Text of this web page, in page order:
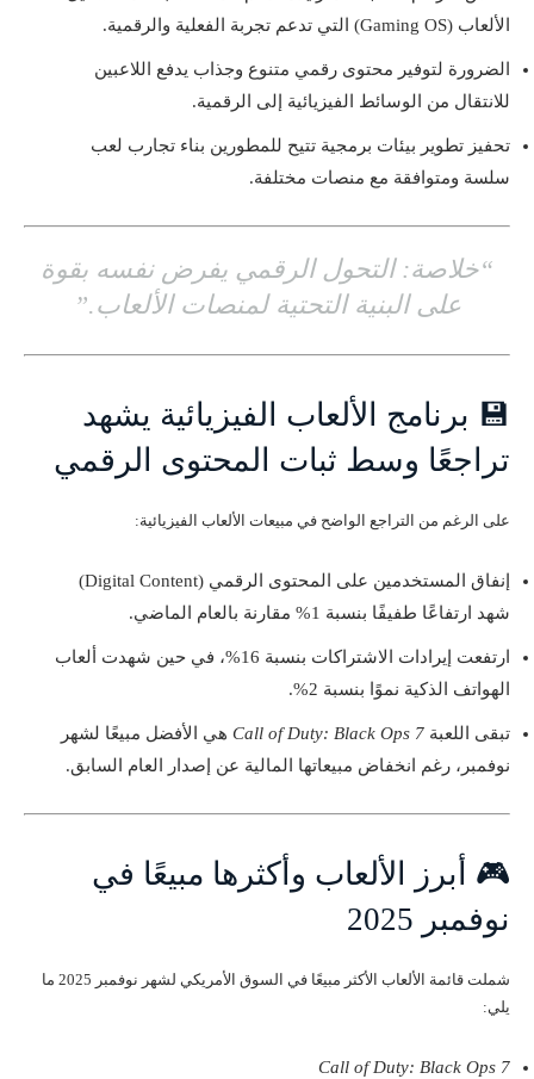
الألعاب (Gaming OS) التي تدعم تجربة الفعلية والرقمية.
الضرورة لتوفير محتوى رقمي متنوع وجذاب يدفع اللاعبين
للانتقال من الوسائط الفيزيائية إلى الرقمية.
تحفيز تطوير بيئات برمجية تتيح للمطورين بناء تجارب لعب
سلسة ومتوافقة مع منصات مختلفة.
“خلاصة: التحول الرقمي يفرض نفسه بقوة
على البنية التحتية لمنصات الألعاب.”
💾 برنامج الألعاب الفيزيائية يشهد
تراجعًا وسط ثبات المحتوى الرقمي
على الرغم من التراجع الواضح في مبيعات الألعاب الفيزيائية:
إنفاق المستخدمين على المحتوى الرقمي (Digital Content)
شهد ارتفاعًا طفيفًا بنسبة 1% مقارنة بالعام الماضي.
ارتفعت إيرادات الاشتراكات بنسبة 16%، في حين شهدت ألعاب
الهواتف الذكية نموًا بنسبة 2%.
تبقى اللعبة Call of Duty: Black Ops 7 هي الأفضل مبيعًا لشهر
نوفمبر، رغم انخفاض مبيعاتها المالية عن إصدار العام السابق.
🎮 أبرز الألعاب وأكثرها مبيعًا في
نوفمبر 2025
شملت قائمة الألعاب الأكثر مبيعًا في السوق الأمريكي لشهر نوفمبر 2025 ما
يلي:
Call of Duty: Black Ops 7